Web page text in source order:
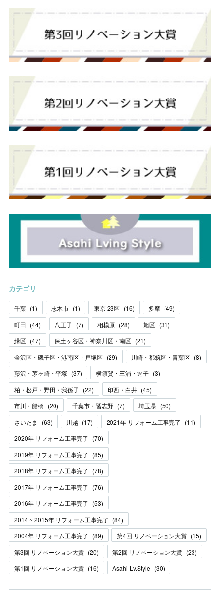
カテゴリ
千葉 (1) 志木市 (1) 東京 23区 (16) 多摩 (49)
町田 (44) 八王子 (7) 相模原 (28) 旭区 (31)
緑区 (47) 保土ヶ谷区・神奈川区・南区 (21)
金沢区・磯子区・港南区・戸塚区 (29) 川崎・都筑区・青葉区 (8)
藤沢・茅ヶ崎・平塚 (37) 横須賀・三浦・逗子 (3)
柏・松戸・野田・我孫子 (22) 印西・白井 (45)
市川・船橋 (20) 千葉市・習志野 (7) 埼玉県 (50)
さいたま
(63) 川越 (17) 2021年 リフォーム工事完了 (11)
2020年 リフォーム工事完了
(70)
2019年 リフォーム工事完了
(85)
2018年 リフォーム工事完了
(78)
2017年 リフォーム工事完了
(76)
2016年 リフォーム工事完了
(53)
2014 ~ 2015年 リフォーム工事完了
(84)
2004年 リフォーム工事完了
(89) 第4回 リノベーション大賞 (15)
第3回 リノベーション大賞 (20) 第2回 リノベーション大賞 (23)
第1回 リノベーション大賞 (16) Asahi-Lv.Style (30)